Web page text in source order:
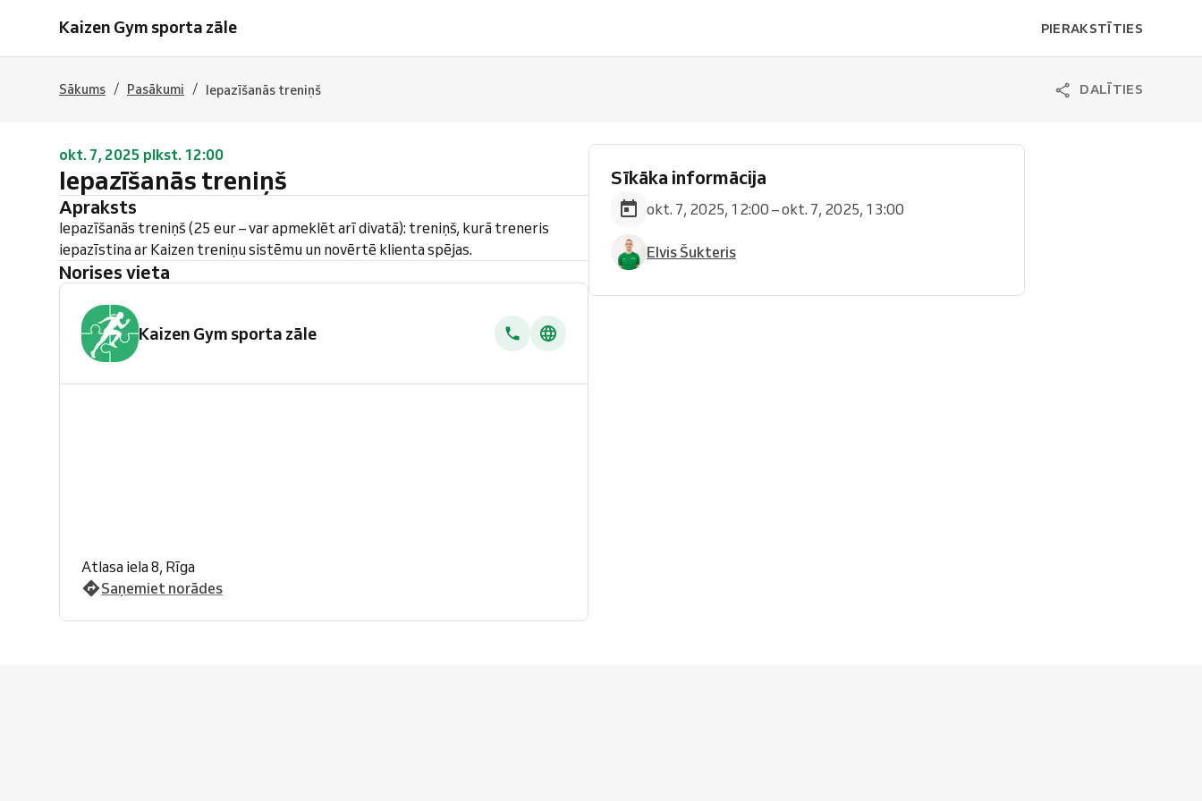
Kaizen Gym sporta zāle PIERAKSTĪTIES
Sākums / Pasākumi / Iepazīšanās treniņš DALĪTIES
okt. 7, 2025 plkst. 12:00
Iepazīšanās treniņš
Apraksts
Iepazīšanās treniņš (25 eur – var apmeklēt arī divatā): treniņš, kurā treneris
iepazīstina ar Kaizen treniņu sistēmu un novērtē klienta spējas.
Norises vieta
Kaizen Gym sporta zāle
Atlasa iela 8, Rīga
Saņemiet norādes
Sīkāka informācija
okt. 7, 2025, 12:00 – okt. 7, 2025, 13:00
Elvis Šukteris